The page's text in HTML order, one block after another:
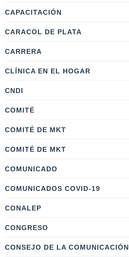
CAPACITACIÓN
CARACOL DE PLATA
CARRERA
CLÍNICA EN EL HOGAR
CNDI
COMITÉ
COMITÉ DE MKT
COMITÉ DE MKT
COMUNICADO
COMUNICADOS COVID-19
CONALEP
CONGRESO
CONSEJO DE LA COMUNICACIÓN